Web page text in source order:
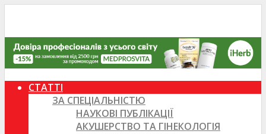
СТАТТІ
ЗА СПЕЦІАЛЬНІСТЮ
НАУКОВІ ПУБЛІКАЦІЇ
АКУШЕРСТВО ТА ГІНЕКОЛОГІЯ